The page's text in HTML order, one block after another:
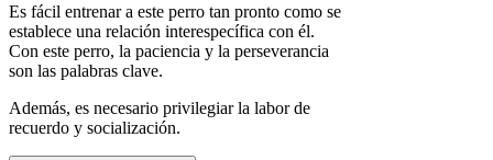
Es fácil entrenar a este perro tan pronto como se
establece una relación interespecífica con él.
Con este perro, la paciencia y la perseverancia
son las palabras clave.
Además, es necesario privilegiar la labor de
recuerdo y socialización.